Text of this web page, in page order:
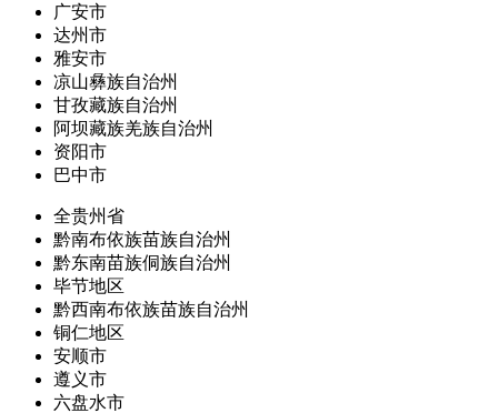
广安市
达州市
雅安市
凉山彝族自治州
甘孜藏族自治州
阿坝藏族羌族自治州
资阳市
巴中市
全贵州省
黔南布依族苗族自治州
黔东南苗族侗族自治州
毕节地区
黔西南布依族苗族自治州
铜仁地区
安顺市
遵义市
六盘水市